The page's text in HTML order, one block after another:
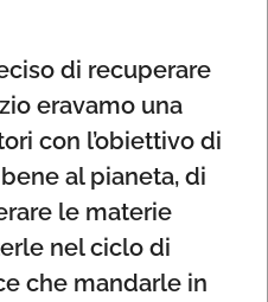
di recuperare
eravamo una
con l’obiettivo di
al pianeta, di
le materie
nel ciclo di
che mandarle in